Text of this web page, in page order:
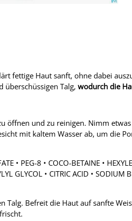
fettige Haut sanft, ohne dabei
Talg, wodurch die
öffnen und zu reinigen. Nimm
mit kaltem Wasser ab, um die
• PEG-8 • COCO-BETAINE •
GLYCOL • CITRIC ACID • SODIUM
Talg. Befreit die Haut auf sanfte